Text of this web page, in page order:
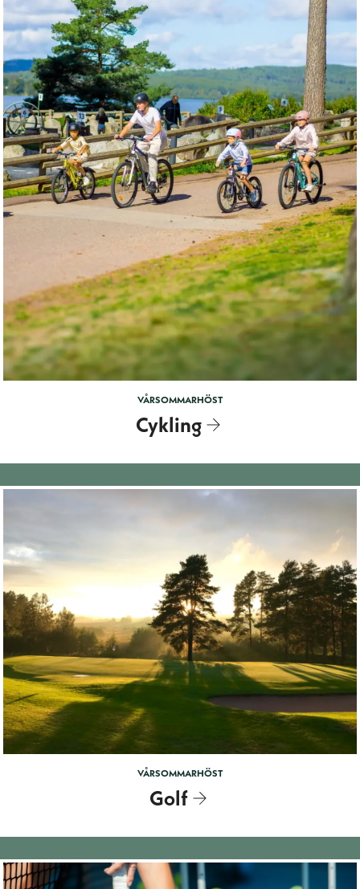
VÅRSOMMARHÖST
Cykling
VÅRSOMMARHÖST
Golf